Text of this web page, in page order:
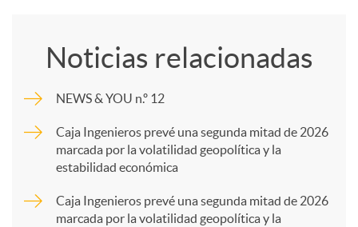
m
p
Noticias relacionadas
NEWS & YOU n.º 12
Caja Ingenieros prevé una segunda mitad de 2026
marcada por la volatilidad geopolítica y la
estabilidad económica
Caja Ingenieros prevé una segunda mitad de 2026
marcada por la volatilidad geopolítica y la